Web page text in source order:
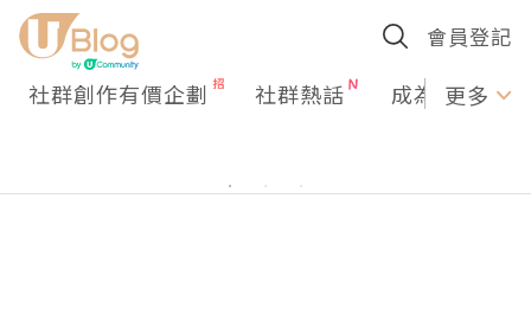
會員登記
社群創作有價企劃 社群熱話 成為U更多